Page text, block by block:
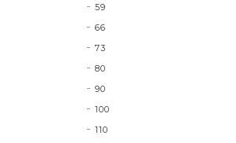
59
66
73
80
90
100
110